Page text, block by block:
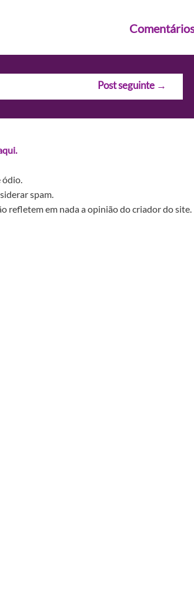
Post seguinte →
ódio.
spam.
refletem em nada a opinião do criador do site.